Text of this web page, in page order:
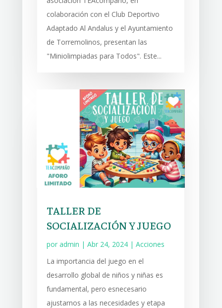
colaboración con el Club Deportivo
Adaptado Al Andalus y el Ayuntamiento
de Torremolinos, presentan las
"Miniolimpiadas para Todos". Este...
TALLER DE
SOCIALIZACIÓN Y JUEGO
por admin | Abr 24, 2024| Acciones
La importancia del juego en el
desarrollo global de niños y niñas es
fundamental, pero esnecesario
ajustarnos a las necesidades y etapa